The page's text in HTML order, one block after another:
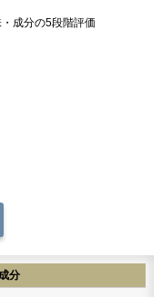
成分の5段階評価
分